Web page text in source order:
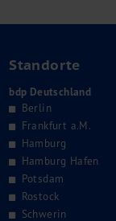
Standorte
bdp Deutschland
Berlin
Frankfurt a.M.
Hamburg
Hamburg Hafen
Potsdam
Rostock
Schwerin